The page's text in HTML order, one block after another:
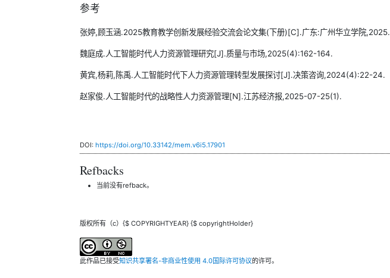
参考
张婷,顾玉涵.2025教育教学创新发展经验交流会论文集(下册)[C].广东:广州华立学院,2025.
魏庭成.人工智能时代人力资源管理研究[J].质量与市场,2025(4):162-164.
黄宾,杨莉,陈禹.人工智能时代下人力资源管理转型发展探讨[J].决策咨询,2024(4):22-24.
赵家俊.人工智能时代的战略性人力资源管理[N].江苏经济报,2025-07-25(1).
DOI:https://doi.org/10.33142/mem.v6i5.17901
Refbacks
当前没有refback。
版权所有（c）{$ COPYRIGHTYEAR} {$ copyrightHolder}
此作品已接受知识共享署名-非商业性使用 4.0国际许可协议的许可。